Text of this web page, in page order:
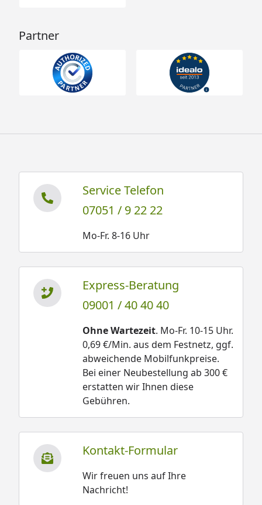
Partner
Service Telefon
07051 / 9 22 22
Mo-Fr. 8-16 Uhr
Express-Beratung
09001 / 40 40 40
Ohne Wartezeit. Mo-Fr. 10-15 Uhr.
0,69 €/Min. aus dem Festnetz, ggf.
abweichende Mobilfunkpreise.
Bei einer Neubestellung ab 300 €
erstatten wir Ihnen diese
Gebühren.
Kontakt-Formular
Wir freuen uns auf Ihre
Nachricht!